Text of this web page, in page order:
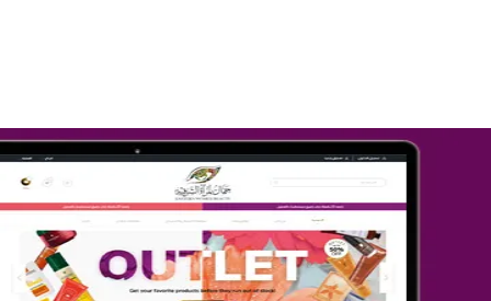
تصميم متجر جمال المرأة الشرقية